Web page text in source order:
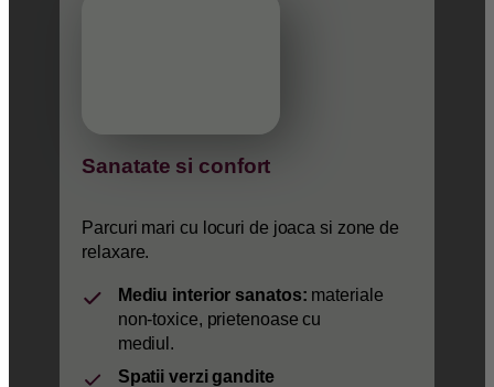
Sanatate si confort
Parcuri mari cu locuri de joaca si zone de
relaxare.
Mediu interior sanatos: materiale
non-toxice, prietenoase cu
mediul.
Spatii verzi gandite